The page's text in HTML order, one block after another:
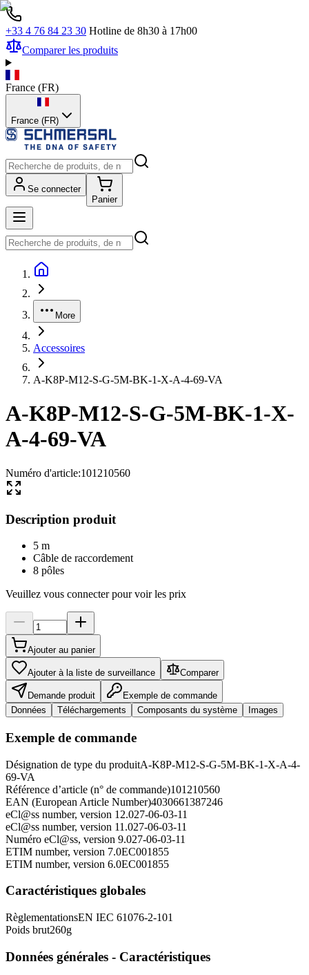
+33 4 76 84 23 30 Hotline de 8h30 à 17h00
Comparer les produits
France (FR)
France (FR)
Se connecter
Panier
More
Accessoires
A-K8P-M12-S-G-5M-BK-1-X-A-4-69-VA
A-K8P-M12-S-G-5M-BK-1-X-
A-4-69-VA
Numéro d'article:101210560
Description produit
5 m
Câble de raccordement
8 pôles
Veuillez vous connecter pour voir les prix
Ajouter au panier
Ajouter à la liste de surveillance Comparer
Demande produit
Exemple de commande
Données
Téléchargements Composants du système Images
Exemple de commande
Désignation de type du produitA-K8P-M12-S-G-5M-BK-1-X-A-4-
69-VA
Référence d’article (n° de commande)101210560
EAN (European Article Number)4030661387246
eCl@ss number, version 12.027-06-03-11
eCl@ss number, version 11.027-06-03-11
Numéro eCl@ss, version 9.027-06-03-11
ETIM number, version 7.0EC001855
ETIM number, version 6.0EC001855
Caractéristiques globales
RèglementationsEN IEC 61076-2-101
Poids brut260g
Données générales - Caractéristiques